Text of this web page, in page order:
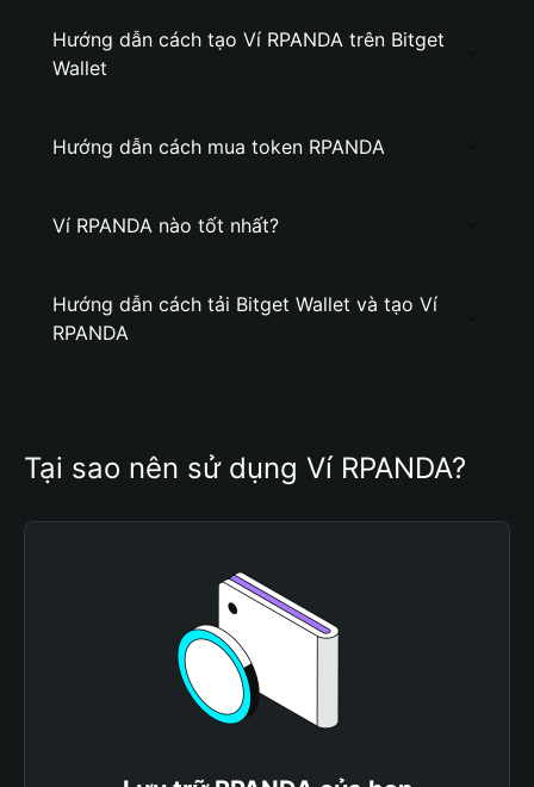
Hướng dẫn cách tạo Ví RPANDA trên Bitget
Wallet
Hướng dẫn cách mua token RPANDA
Ví RPANDA nào tốt nhất?
Hướng dẫn cách tải Bitget Wallet và tạo Ví
RPANDA
Tại sao nên sử dụng Ví RPANDA?